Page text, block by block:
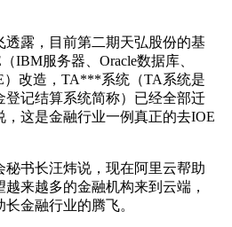
露，目前第二期天弘股份的基
IBM服务器、Oracle数据库、
）改造，TA***系统（TA系统是
登记结算系统简称）已经全部迁
这是金融行业一例真正的去IOE
书长汪炜说，现在阿里云帮助
来越多的金融机构来到云端，
金融行业的腾飞。